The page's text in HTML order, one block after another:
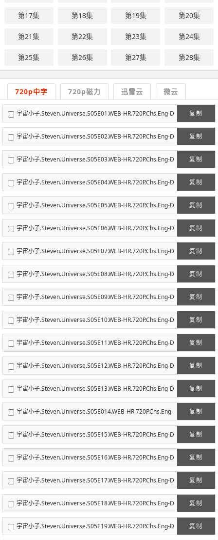
第17集 第18集 第19集 第20集
第21集 第22集 第23集 第24集
第25集 第26集 第27集 第28集
720p中字 720p磁力 迅雷云 微云
复制
宇宙小子.Steven.Universe.S05E01.WEB-HR.720P.Chs.Eng-D
eefun迪幻字幕组.mp4
复制
宇宙小子.Steven.Universe.S05E02.WEB-HR.720P.Chs.Eng-D
eefun迪幻字幕组.mp4
复制
宇宙小子.Steven.Universe.S05E03.WEB-HR.720P.Chs.Eng-D
eefun迪幻字幕组v2.mp4
复制
宇宙小子.Steven.Universe.S05E04.WEB-HR.720P.Chs.Eng-D
eefun迪幻字幕组.mp4
复制
宇宙小子.Steven.Universe.S05E05.WEB-HR.720P.Chs.Eng-D
eefun迪幻字幕组.mp4
复制
宇宙小子.Steven.Universe.S05E06.WEB-HR.720P.Chs.Eng-D
eefun迪幻字幕组V2.mp4
复制
宇宙小子.Steven.Universe.S05E07.WEB-HR.720P.Chs.Eng-D
eefun迪幻字幕组.mp4
复制
宇宙小子.Steven.Universe.S05E08.WEB-HR.720P.Chs.Eng-D
eefun迪幻字幕组.mp4
复制
宇宙小子.Steven.Universe.S05E09.WEB-HR.720P.Chs.Eng-D
eefun迪幻字幕组.mp4
复制
宇宙小子.Steven.Universe.S05E10.WEB-HR.720P.Chs.Eng-D
eefun迪幻字幕组.mp4
复制
宇宙小子.Steven.Universe.S05E11.WEB-HR.720P.Chs.Eng-D
eefun迪幻字幕组.mp4
复制
宇宙小子.Steven.Universe.S05E12.WEB-HR.720P.Chs.Eng-D
eefun迪幻字幕组.mp4
复制
宇宙小子.Steven.Universe.S05E13.WEB-HR.720P.Chs.Eng-D
eefun迪幻字幕组V2.mp4
复制
宇宙小子.Steven.Universe.S05E014.WEB-HR.720P.Chs.Eng-
Deefun迪幻字幕组.mp4
复制
宇宙小子.Steven.Universe.S05E15.WEB-HR.720P.Chs.Eng-D
eefun迪幻字幕组.mp4
复制
宇宙小子.Steven.Universe.S05E16.WEB-HR.720P.Chs.Eng-D
eefun迪幻字幕组.mp4
复制
宇宙小子.Steven.Universe.S05E17.WEB-HR.720P.Chs.Eng-D
eefun迪幻字幕组.mp4
复制
宇宙小子.Steven.Universe.S05E18.WEB-HR.720P.Chs.Eng-D
eefun迪幻字幕组.mp4
复制
宇宙小子.Steven.Universe.S05E19.WEB-HR.720P.Chs.Eng-D